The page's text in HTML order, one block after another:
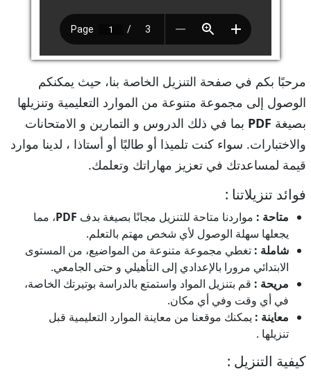
مرحبًا بكم في صفحة التنزيل الخاصة بنا، حيث يمكنكم
الوصول إلى مجموعة متنوعة من الموارد التعليمية وتنزيلها
بصيغة PDF بما في ذلك الدروس و التمارين و الامتحانات
والاختبارات. سواء كنت تلميذا أو طالبًا أو أستاذا ، لدينا موارد
قيمة لمساعدتك في تعزيز مهاراتك وتعلمك.
فوائد تنزيلاتنا :
متاحة : مواردنا متاحة للتنزيل مجانًا بصيغة بدف PDF، مما
يجعلها سهلة الوصول لأي شخص مهتم بالتعلم.
شاملة : تغطي مجموعة متنوعة من المواضيع، من المستوى
الابتدائي مرورا بالإعدادي إلى التأهيلي و حتى الجامعي.
مريحة : قم بتنزيل المواد واستمتع بالدراسة بوتيرتك الخاصة،
في أي وقت وفي أي مكان.
معاينة : يمكنك موقعنا من معاينة الموارد التعليمية قبل
تنزيلها .
كيفية التنزيل :